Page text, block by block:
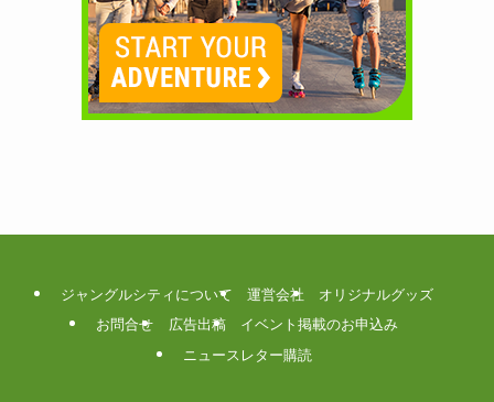
ジャングルシティについて 運営会社
オリジナルグッズ
お問合せ
広告出稿
イベント掲載のお申込み
ニュースレター購読